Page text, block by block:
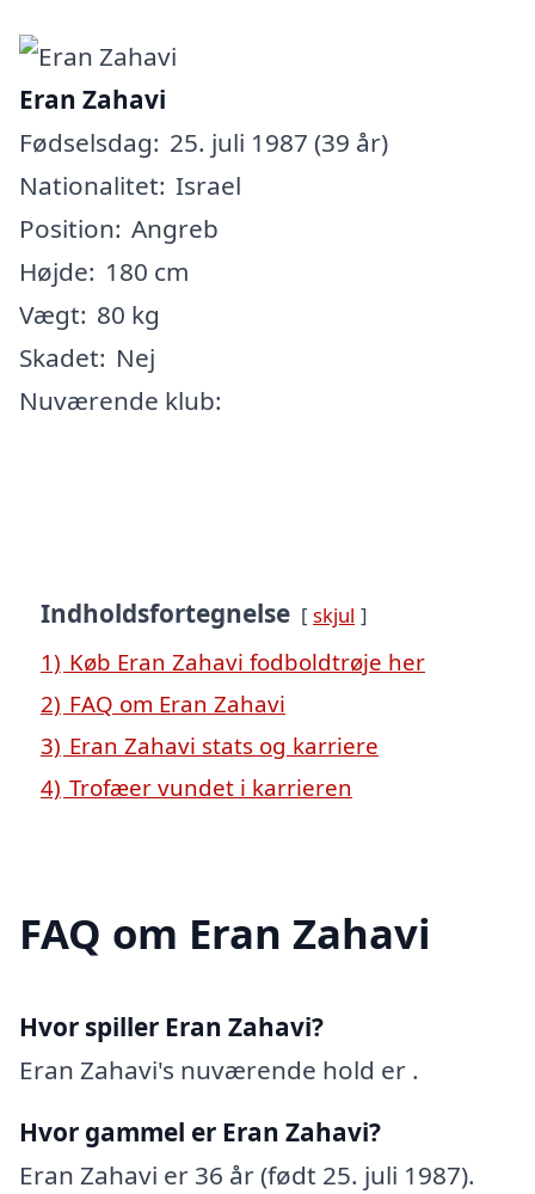
Eran Zahavi
Fødselsdag: 25. juli 1987 (39 år)
Nationalitet: Israel
Position: Angreb
Højde: 180 cm
Vægt: 80 kg
Skadet: Nej
Nuværende klub:
Indholdsfortegnelse skjul
1) Køb Eran Zahavi fodboldtrøje her
2) FAQ om Eran Zahavi
3) Eran Zahavi stats og karriere
4) Trofæer vundet i karrieren
FAQ om Eran Zahavi
Hvor spiller Eran Zahavi?
Eran Zahavi's nuværende hold er .
Hvor gammel er Eran Zahavi?
Eran Zahavi er 36 år (født 25. juli 1987).